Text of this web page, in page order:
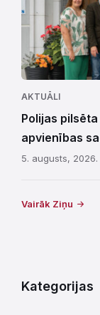
AKTUĀLI
Polijas
apvienības
5. augusts, 2026.
Vairāk Ziņu
Kategorijas